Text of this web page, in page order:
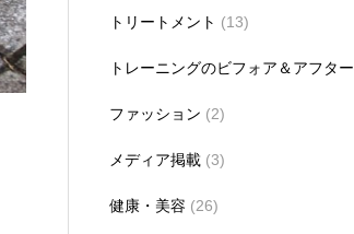
トリートメント (13)
トレーニングのビフォア＆アフター
ファッション (2)
メディア掲載 (3)
健康・美容 (26)